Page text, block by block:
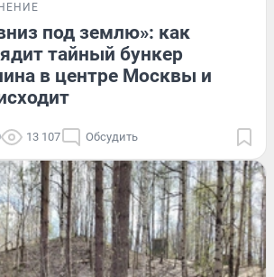
под землю»: как
тайный бункер
в центре Москвы и
13 107 Обсудить